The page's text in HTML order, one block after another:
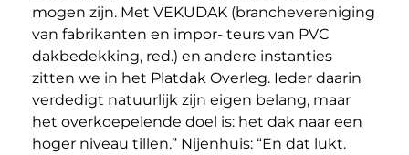
mogen zijn. Met VEKUDAK (branchevereniging
van fabrikanten en impor- teurs van PVC
dakbedekking, red.) en andere instanties
zitten we in het Platdak Overleg. Ieder daarin
verdedigt natuurlijk zijn eigen belang, maar
het overkoepelende doel is: het dak naar een
hoger niveau tillen.” Nijenhuis: “En dat lukt.